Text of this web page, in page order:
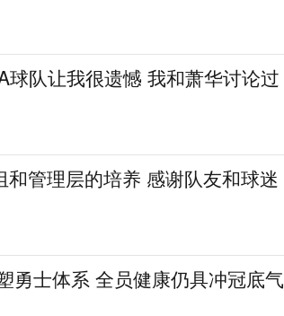
队让我很遗憾 我和萧华讨论过
管理层的培养 感谢队友和球迷
勇士体系 全员健康仍具冲冠底气